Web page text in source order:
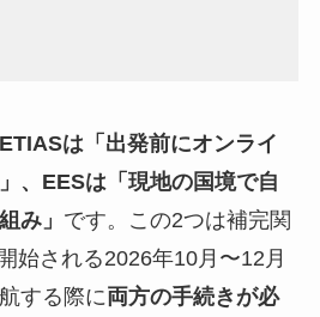
ETIASは「出発前にオンライ
、EESは「現地の国境で自
み」 です。この2つは補完関
始される2026年10月〜12月
する際に両方の手続きが必